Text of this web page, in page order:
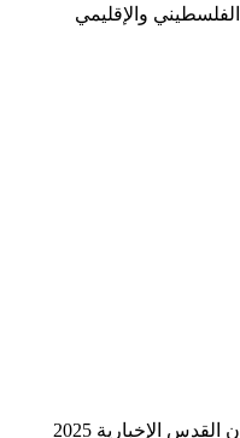
والإقليمي
الإخبارية 2025